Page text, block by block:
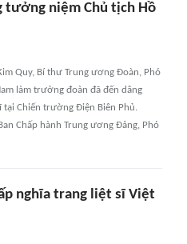
tưởng niệm Chủ tịch Hồ
Quy, Bí thư Trung ương Đoàn, Phó
làm trưởng đoàn đã đến dâng
Chiến trường Điện Biên Phủ.
Chấp hành Trung ương Đảng, Phó
nghĩa trang liệt sĩ Việt